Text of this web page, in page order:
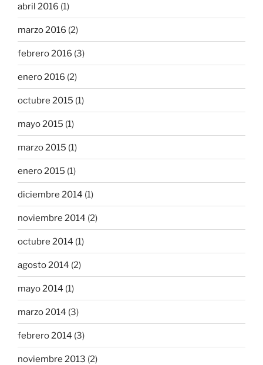
abril 2016 (1)
marzo 2016 (2)
febrero 2016 (3)
enero 2016 (2)
octubre 2015 (1)
mayo 2015 (1)
marzo 2015 (1)
enero 2015 (1)
diciembre 2014 (1)
noviembre 2014 (2)
octubre 2014 (1)
agosto 2014 (2)
mayo 2014 (1)
marzo 2014 (3)
febrero 2014 (3)
noviembre 2013 (2)